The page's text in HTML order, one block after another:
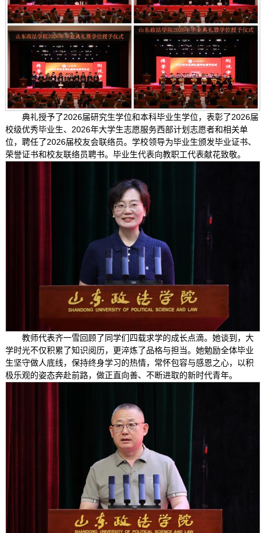
典礼授予了2026届研究生学位和本科毕业生学位，表彰了2026届
校级优秀毕业生、2026年大学生志愿服务西部计划志愿者和相关单
位，聘任了2026届校友会联络员。学校领导为毕业生颁发毕业证书、
荣誉证书和校友联络员聘书。毕业生代表向教职工代表献花致敬。
教师代表齐一雪回顾了同学们四载求学的成长点滴。她谈到，大
学时光不仅积累了知识阅历，更淬炼了品格与担当。她勉励全体毕业
生坚守做人底线，保持终身学习的热情，常怀包容与感恩之心，以积
极乐观的姿态奔赴前路，做正直向善、不断进取的新时代青年。